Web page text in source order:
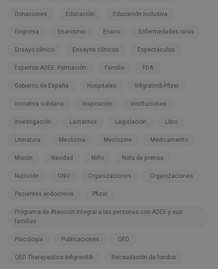
Donaciones Educación Educación inclusiva
Empresa Enanismo Enano Enfermedades raras
Ensayo clínico Ensayos clínicos Espectáculos
Expertos ADEE. Formación Familia FDA
Gobierno de España Hospitales Infigratinib-Pfizer
Iniciativa solidaria Inspiración Instituciones
Investigación Lactantes Legislación Libro
Literatura Meclizina Meclozine Medicamento
Misión Navidad Niño Nota de prensa
Nutrición ONU Organizaciones Organizaciones
Pacientes endocrinos Pfizer
Programa de Atención Integral a las personas con ADEE y sus
familias
Psicología Publicaciones QED
QED Therapeutics-Infigranitib Recaudación de fondos